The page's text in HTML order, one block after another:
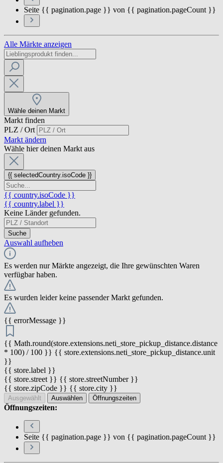
Seite {{ pagination.page }} von {{ pagination.pageCount }}
Alle Märkte anzeigen
Wähle deinen Markt
Markt finden
PLZ / Ort
Markt ändern
Wähle hier deinen Markt aus
{{ selectedCountry.isoCode }}
{{ country.isoCode }}
{{ country.label }}
Keine Länder gefunden.
Suche
Auswahl aufheben
Es werden nur Märkte angezeigt, die Ihre gewünschten Waren
verfügbar haben.
Es wurden leider keine passender Markt gefunden.
{{ errorMessage }}
{{ Math.round(store.extensions.neti_store_pickup_distance.distance
* 100) / 100 }} {{ store.extensions.neti_store_pickup_distance.unit
}}
{{ store.label }}
{{ store.street }} {{ store.streetNumber }}
{{ store.zipCode }} {{ store.city }}
Ausgewählt Auswählen Öffnungszeiten
Öffnungszeiten:
Seite {{ pagination.page }} von {{ pagination.pageCount }}